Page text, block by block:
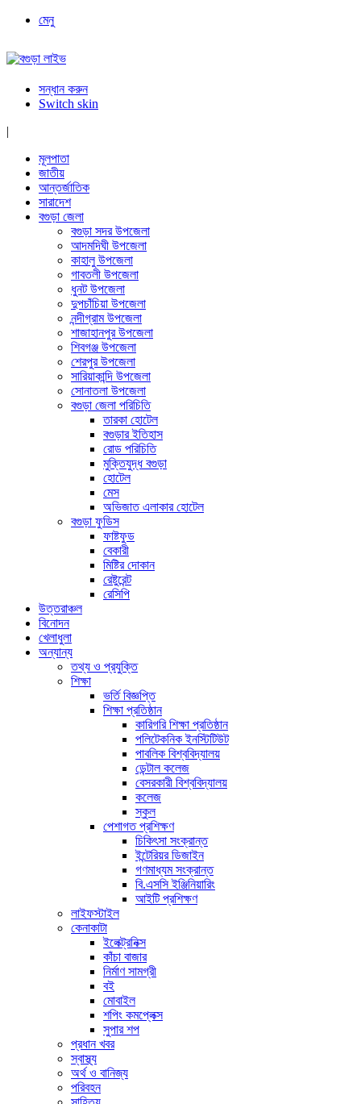
মেনু
সন্ধান করুন
Switch skin
|
মূলপাতা
জাতীয়
আন্তর্জাতিক
সারাদেশ
বগুড়া জেলা
বগুড়া সদর উপজেলা
আদমদিঘী উপজেলা
কাহালু উপজেলা
গাবতলী উপজেলা
ধুনট উপজেলা
দুপচাঁচিয়া উপজেলা
নন্দীগ্রাম উপজেলা
শাজাহানপুর উপজেলা
শিবগঞ্জ উপজেলা
শেরপুর উপজেলা
সারিয়াকান্দি উপজেলা
সোনাতলা উপজেলা
বগুড়া জেলা পরিচিতি
তারকা হোটেল
বগুড়ার ইতিহাস
রোড পরিচিতি
মুক্তিযুদ্ধ বগুড়া
হোটেল
মেস
অভিজাত এলাকার হোটেল
বগুড়া ফুডিস
ফাষ্টফুড
বেকারী
মিষ্টির দোকান
রেষ্টুরেন্ট
রেসিপি
উত্তরাঞ্চল
বিনোদন
খেলাধুলা
অন্যান্য
তথ্য ও প্রযুক্তি
শিক্ষা
ভর্তি বিজ্ঞপ্তি
শিক্ষা প্রতিষ্ঠান
কারিগরি শিক্ষা প্রতিষ্ঠান
পলিটেকনিক ইনস্টিটিউট
পাবলিক বিশ্ববিদ্যালয়
ডেন্টাল কলেজ
বেসরকারী বিশ্ববিদ্যালয়
কলেজ
স্কুল
পেশাগত প্রশিক্ষণ
চিকিৎসা সংক্রান্ত
ইন্টেরিয়র ডিজাইন
গণমাধ্যম সংক্রান্ত
বি.এসসি ইঞ্জিনিয়ারিং
আইটি প্রশিক্ষণ
লাইফস্টাইল
কেনাকাটা
ইলেক্ট্রনিক্স
কাঁচা বাজার
নির্মাণ সামগ্রী
বই
মোবাইল
শপিং কমপ্লেক্স
সুপার শপ
প্রধান খবর
স্বাস্থ্য
অর্থ ও বানিজ্য
পরিবহন